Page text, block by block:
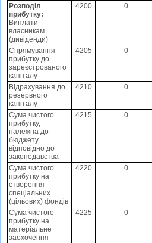
Розподіл
прибутку:
Виплати
власникам
(дивіденди)
4200 0
Спрямування
прибутку до
зареєстрованого
капіталу
4205 0
Відрахування до
резервного
капіталу
4210 0
Сума чистого
прибутку,
належна до
бюджету
відповідно до
законодавства
4215 0
Сума чистого
прибутку на
створення
спеціальних
(цільових) фондів
4220 0
Сума чистого
прибутку на
матеріальне
заохочення
4225 0